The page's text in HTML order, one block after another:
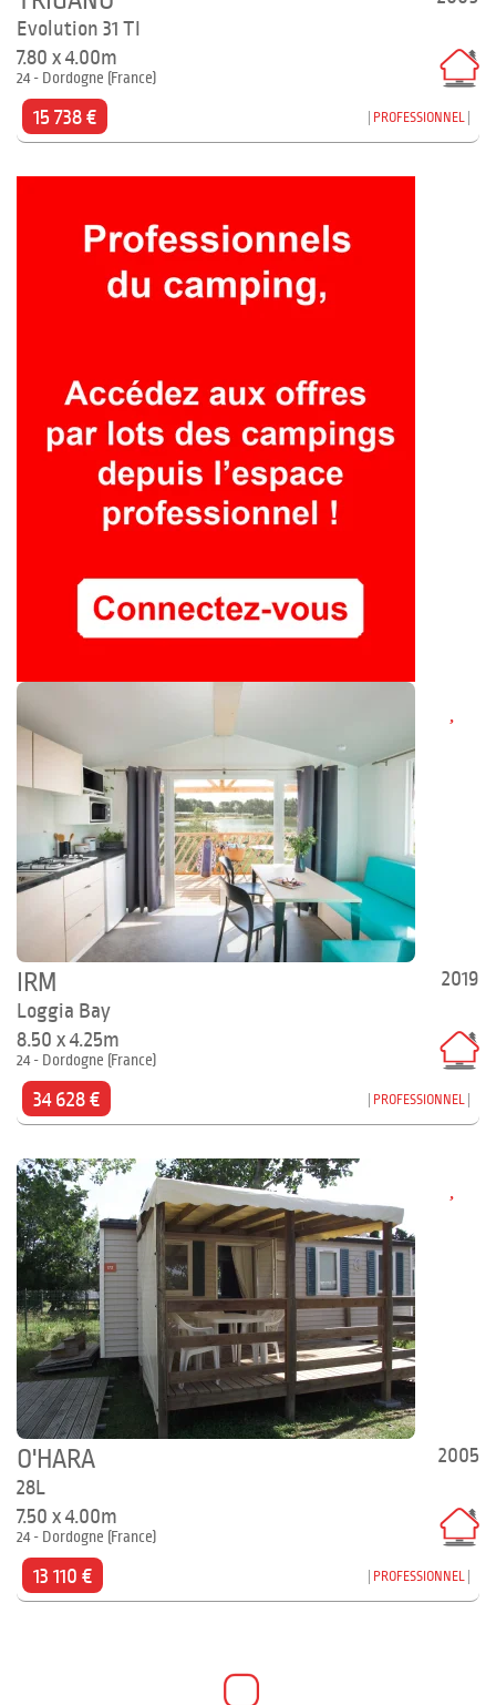
Evolution 31 TI
7.80 x 4.00m
24 - Dordogne (France)
15 738 € PROFESSIONNEL
2019
IRM
Loggia Bay
8.50 x 4.25m
24 - Dordogne (France)
34 628 € PROFESSIONNEL
2005
O'HARA
28L
7.50 x 4.00m
24 - Dordogne (France)
13 110 € PROFESSIONNEL